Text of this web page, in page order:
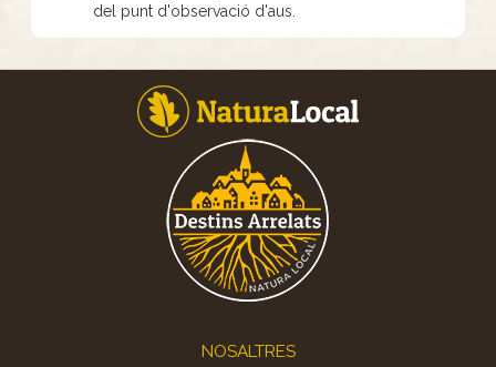
del punt d'observació d'aus.
NOSALTRES